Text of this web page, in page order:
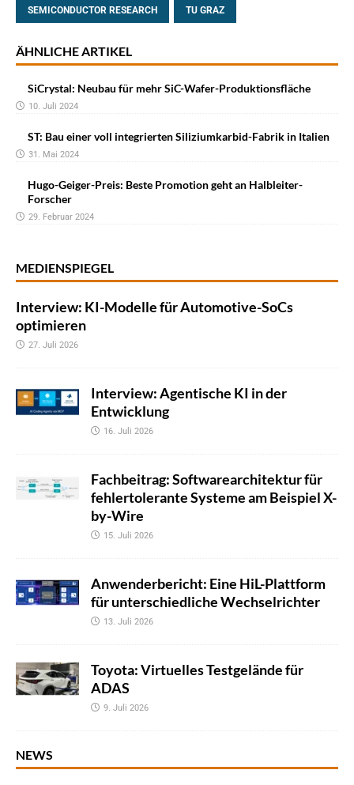
SEMICONDUCTOR RESEARCH TU GRAZ
ÄHNLICHE ARTIKEL
SiCrystal: Neubau für mehr SiC-Wafer-Produktionsfläche
10. Juli 2024
ST: Bau einer voll integrierten Siliziumkarbid-Fabrik in Italien
31. Mai 2024
Hugo-Geiger-Preis: Beste Promotion geht an Halbleiter-
Forscher
29. Februar 2024
MEDIENSPIEGEL
Interview: KI-Modelle für Automotive-SoCs
optimieren
27. Juli 2026
Interview: Agentische KI in der
Entwicklung
16. Juli 2026
Fachbeitrag: Softwarearchitektur für
fehlertolerante Systeme am Beispiel X-
by-Wire
15. Juli 2026
Anwenderbericht: Eine HiL-Plattform
für unterschiedliche Wechselrichter
13. Juli 2026
Toyota: Virtuelles Testgelände für
ADAS
9. Juli 2026
NEWS